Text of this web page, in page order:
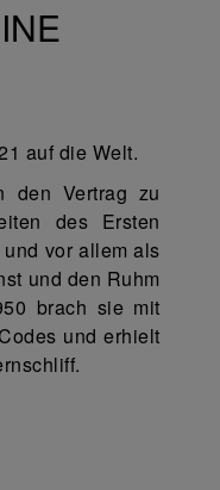
auf die Welt.
den Vertrag zu
des Ersten
vor allem als
und den Ruhm
brach sie mit
und erhielt